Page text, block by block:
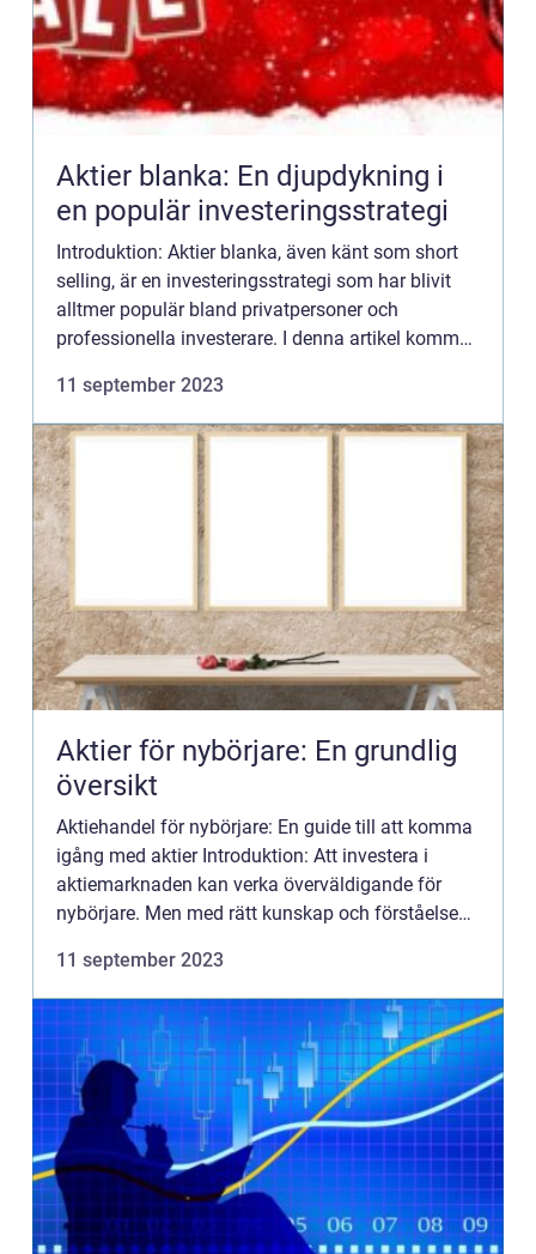
Aktier blanka: En djupdykning i
en populär investeringsstrategi
Introduktion: Aktier blanka, även känt som short
selling, är en investeringsstrategi som har blivit
alltmer populär bland privatpersoner och
professionella investerare. I denna artikel kommer
blanka in...
11 september 2023
Aktier för nybörjare: En grundlig
översikt
Aktiehandel för nybörjare: En guide till att komma
igång med aktier Introduktion: Att investera i
aktiemarknaden kan verka överväldigande för
nybörjare. Men med rätt kunskap och förståelse
aktivitet. Denna...
11 september 2023